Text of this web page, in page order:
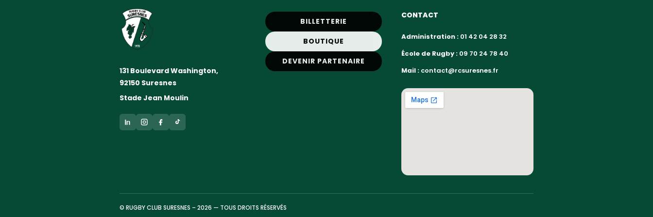
131 Boulevard Washington,
92150 Suresnes
Stade Jean Moulin
BILLETTERIE
BOUTIQUE
DEVENIR PARTENAIRE
CONTACT
Administration : 01 42 04 28 32
École de Rugby : 09 70 24 78 40
Mail : contact@rcsuresnes.fr
© RUGBY CLUB SURESNES – 2026 — TOUS DROITS RÉSERVÉS